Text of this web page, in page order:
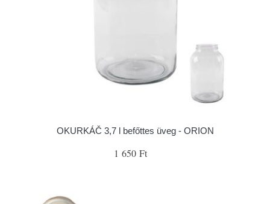
OKURKÁČ 3,7 l befőttes üveg - ORION
1 650 Ft